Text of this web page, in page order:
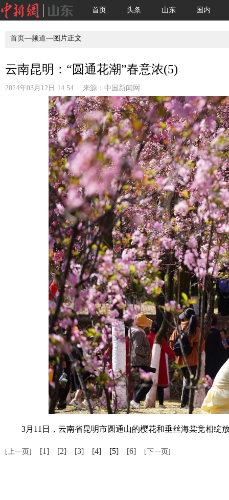
首页 头条 山东 国内
首页—频道—图片正文
云南昆明：“圆通花潮”春意浓(5)
2024年03月12日 14:54 来源： 中国新闻网
3月11日，云南省昆明市圆通山的樱花和垂丝海棠竞相绽
[上一页] [1] [2] [3] [4] [5] [6] [下一页]